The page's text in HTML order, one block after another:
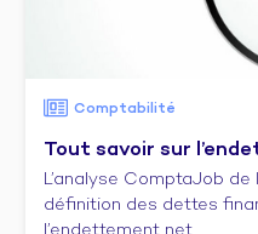
Comptabilité
Tout savoir sur
L’analyse ComptaJob
définition des dettes